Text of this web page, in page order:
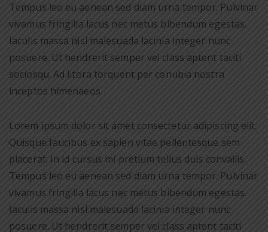
Tempus leo eu aenean sed diam urna tempor. Pulvinar
vivamus fringilla lacus nec metus bibendum egestas.
Iaculis massa nisl malesuada lacinia integer nunc
posuere. Ut hendrerit semper vel class aptent taciti
sociosqu. Ad litora torquent per conubia nostra
inceptos himenaeos.
Lorem ipsum dolor sit amet consectetur adipiscing elit.
Quisque faucibus ex sapien vitae pellentesque sem
placerat. In id cursus mi pretium tellus duis convallis.
Tempus leo eu aenean sed diam urna tempor. Pulvinar
vivamus fringilla lacus nec metus bibendum egestas.
Iaculis massa nisl malesuada lacinia integer nunc
posuere. Ut hendrerit semper vel class aptent taciti